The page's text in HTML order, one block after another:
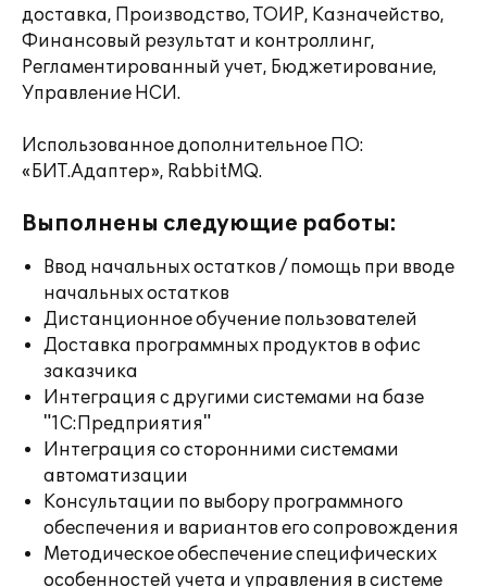
доставка, Производство, ТОИР, Казначейство,
Финансовый результат и контроллинг,
Регламентированный учет, Бюджетирование,
Управление НСИ.
Использованное дополнительное ПО:
«БИТ.Адаптер», RabbitMQ.
Выполнены следующие работы:
Ввод начальных остатков / помощь при вводе
начальных остатков
Дистанционное обучение пользователей
Доставка программных продуктов в офис
заказчика
Интеграция с другими системами на базе
"1С:Предприятия"
Интеграция со сторонними системами
автоматизации
Консультации по выбору программного
обеспечения и вариантов его сопровождения
Методическое обеспечение специфических
особенностей учета и управления в системе